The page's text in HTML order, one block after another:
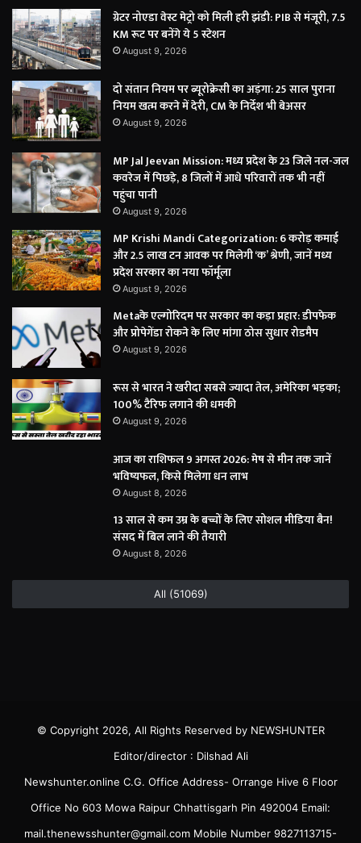
ग्रेटर नोएडा वेस्ट मेट्रो को मिली हरी झंडी: PIB से मंजूरी, 7.5
KM रूट पर बनेंगे ये 5 स्टेशन
August 9, 2026
दो संतान नियम पर ब्यूरोक्रेसी का अड़ंगा: 25 साल पुराना
नियम खत्म करने में देरी, CM के निर्देश भी बेअसर
August 9, 2026
MP Jal Jeevan Mission: मध्य प्रदेश के 23 जिले नल-जल
कवरेज में पिछड़े, 8 जिलों में आधे परिवारों तक भी नहीं
पहुंचा पानी
August 9, 2026
MP Krishi Mandi Categorization: 6 करोड़ कमाई
और 2.5 लाख टन आवक पर मिलेगी ‘क’ श्रेणी, जानें मध्य
प्रदेश सरकार का नया फॉर्मूला
August 9, 2026
Metaके एल्गोरिदम पर सरकार का कड़ा प्रहार: डीपफेक
और प्रोपेगेंडा रोकने के लिए मांगा ठोस सुधार रोडमैप
August 9, 2026
रूस से भारत ने खरीदा सबसे ज्यादा तेल, अमेरिका भड़का;
100% टैरिफ लगाने की धमकी
August 9, 2026
आज का राशिफल 9 अगस्त 2026: मेष से मीन तक जानें
भविष्यफल, किसे मिलेगा धन लाभ
August 8, 2026
13 साल से कम उम्र के बच्चों के लिए सोशल मीडिया बैन!
संसद में बिल लाने की तैयारी
August 8, 2026
All (51069)
© Copyright 2026, All Rights Reserved by NEWSHUNTER
Editor/director : Dilshad Ali
Newshunter.online C.G. Office Address- Orrange Hive 6 Floor
Office No 603 Mowa Raipur Chhattisgarh Pin 492004 Email:
mail.thenewsshunter@gmail.com Mobile Number 9827113715-